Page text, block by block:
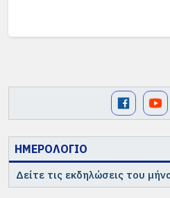
ΗΜΕΡΟΛΟΓΙΟ
Δείτε τις εκδηλώσεις του